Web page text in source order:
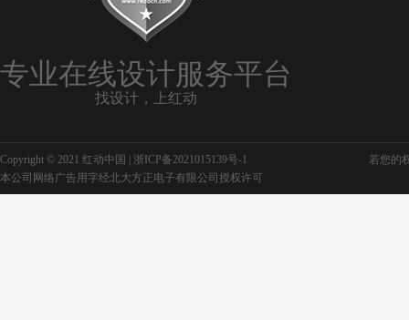
专业在线设计服务平台
找设计，上红动
Copyright © 2021 红动中国 | 浙ICP备2021015139号-1
若您的
本公司网络广告用字经北大方正电子有限公司授权许可